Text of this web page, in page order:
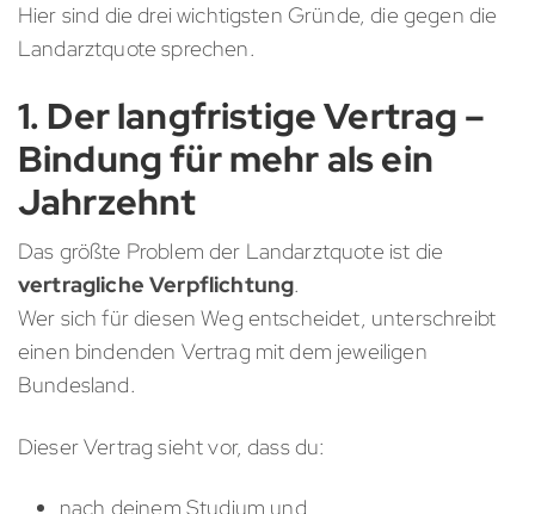
Hier sind die drei wichtigsten Gründe, die gegen die
Landarztquote sprechen.
1. Der langfristige Vertrag –
Bindung für mehr als ein
Jahrzehnt
Das größte Problem der Landarztquote ist die
vertragliche Verpflichtung.
Wer sich für diesen Weg entscheidet, unterschreibt
einen bindenden Vertrag mit dem jeweiligen
Bundesland.
Dieser Vertrag sieht vor, dass du:
nach deinem Studium und